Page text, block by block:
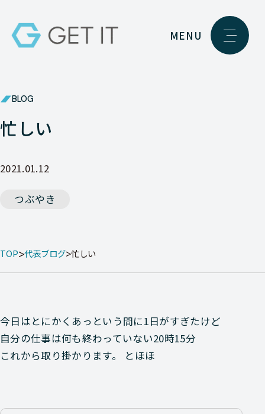
MENU
BLOG
忙しい
2021.01.12
つぶやき
TOP 代表ブログ 忙しい
今日はとにかくあっという間に1日がすぎたけど
自分の仕事は何も終わっていない20時15分
これから取り掛かります。 とほほ